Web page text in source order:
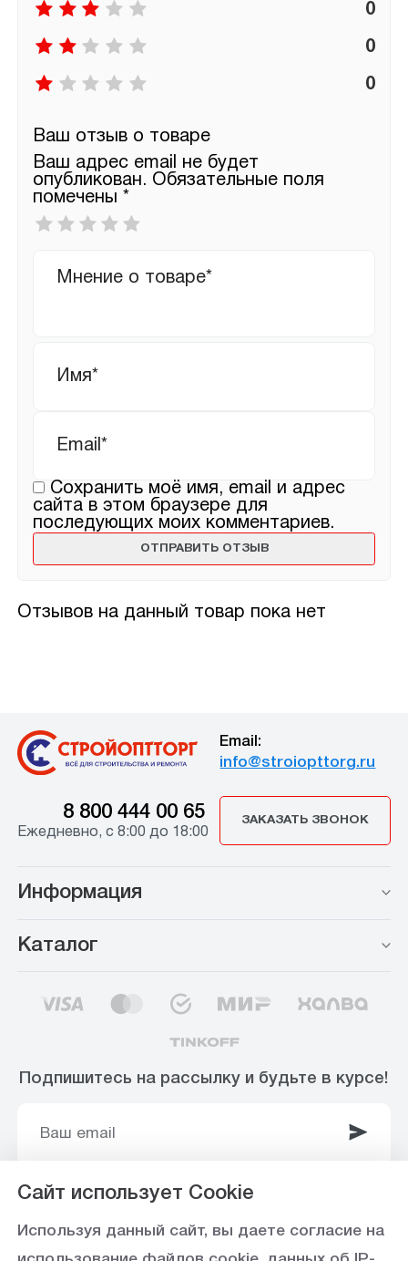
Отзывов на данный товар пока нет
0
0
0
Ваш отзыв о товаре
Ваш адрес email не будет
опубликован. Обязательные поля
помечены *
Ваша
оценка
отзыв
Сохранить моё имя, email и адрес
сайта в этом браузере для
последующих моих комментариев.
Email:
info@stroiopttorg.ru
8 800 444 00 65
Ежедневно, с 8:00 до 18:00
ЗАКАЗАТЬ ЗВОНОК
Информация
Каталог
Подпишитесь на рассылку и будьте в курсе!
Сайт использует Cookie
Используя данный сайт, вы даете согласие на